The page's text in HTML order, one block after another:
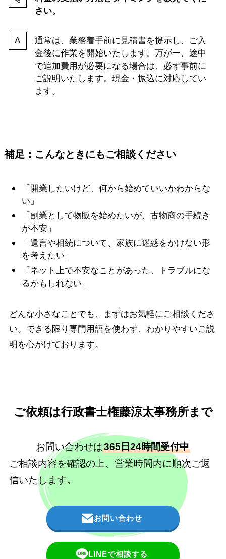
さい。
通常は、業務着手前に見積書を提示し、ご入
金後に作業を開始いたします。万が一、途中
で追加費用が必要になる場合は、必ず事前に
ご説明いたします。現金・振込に対応してい
ます。
補足：こんなときにもご相談ください
「開業したいけど、何から始めていいかわからな
い」
「副業として物販を始めたいが、古物商の手続き
が不安」
「遺言や相続について、家族に迷惑をかけない形
を考えたい」
「ネット上で不安なことがあった、トラブルにな
るかもしれない」
どんな小さなことでも、まずはお気軽にご相談くださ
い。できる限り専門用語を使わず、わかりやすいご説
明を心がけております。
ご依頼は行政書士権藤涼太事務所まで
お問い合わせは365日24時間受付中
ご相談内容を確認の上、営業時間内に順次ご返
信いたします。
お問い合わせ
LINEで相談する